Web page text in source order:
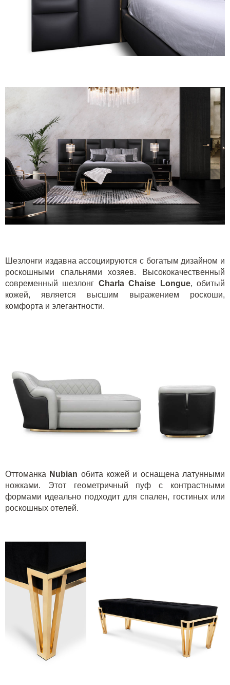
Шезлонги издавна ассоциируются с богатым дизайном и
роскошными спальнями хозяев. Высококачественный
современный шезлонг Charla Chaise Longue, обитый
кожей, является высшим выражением роскоши,
комфорта и элегантности.
Оттоманка Nubian обита кожей и оснащена латунными
ножками. Этот геометричный пуф с контрастными
формами идеально подходит для спален, гостиных или
роскошных отелей.